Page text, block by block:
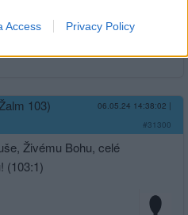
Access Privacy Policy
103) 06.05.24 14:38:02 |
#31300
Živému Bohu, celé
(103:1)